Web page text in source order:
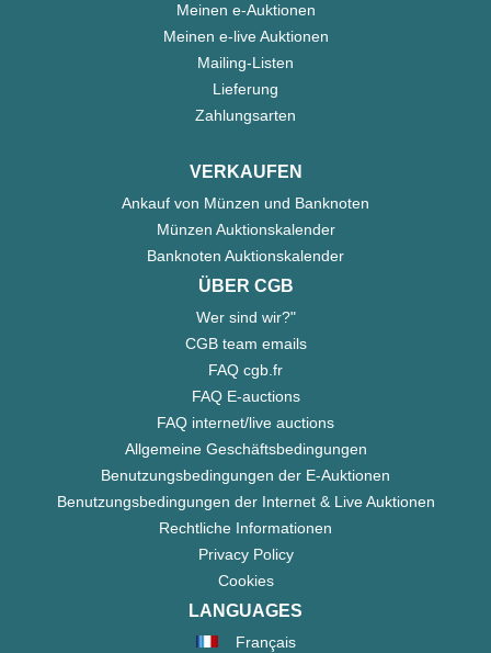
Meinen e-Auktionen
Meinen e-live Auktionen
Mailing-Listen
Lieferung
Zahlungsarten
VERKAUFEN
Ankauf von Münzen und Banknoten
Münzen Auktionskalender
Banknoten Auktionskalender
ÜBER CGB
Wer sind wir?"
CGB team emails
FAQ cgb.fr
FAQ E-auctions
FAQ internet/live auctions
Allgemeine Geschäftsbedingungen
Benutzungsbedingungen der E-Auktionen
Benutzungsbedingungen der Internet & Live Auktionen
Rechtliche Informationen
Privacy Policy
Cookies
LANGUAGES
Français